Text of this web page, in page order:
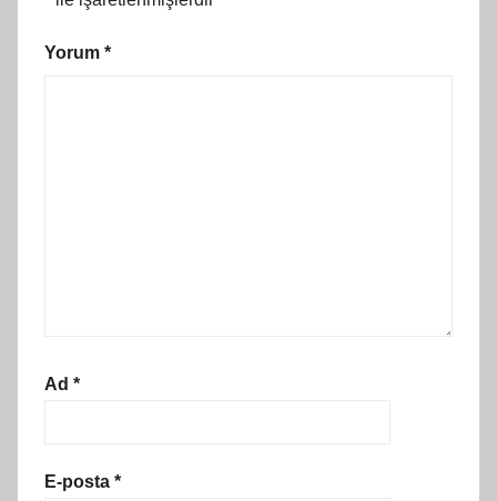
Yorum *
Ad *
E-posta *